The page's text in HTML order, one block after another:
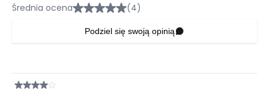
Średnia ocena (4)
Podziel się swoją opinią